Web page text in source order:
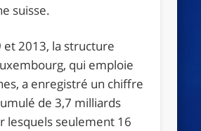
suisse.
et 2013, la structure
qui emploie
a enregistré un chiffre
de 3,7 milliards
lesquels seulement 16